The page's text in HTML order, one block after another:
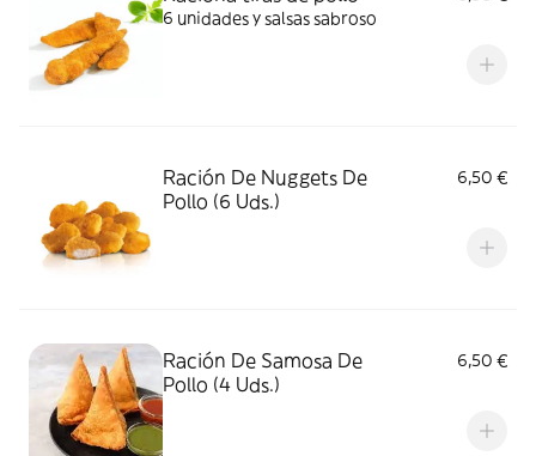
6 unidades y salsas sabroso
Ración De Nuggets De
Pollo (6 Uds.)
6,50 €
Ración De Samosa De
Pollo (4 Uds.)
6,50 €